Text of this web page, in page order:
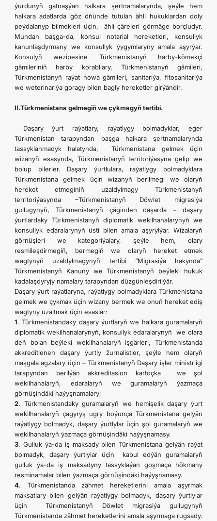
ýurdunyň gatnaşýan halkara şertnamalarynda, şeýle hem
halkara adatlarda göz öňünde tutulan ähli hukuklardan doly
peýdalanyp bilmekleri üçin, ähli çäreleri görmäge borçludyr.
Mundan başga-da, konsul notarial hereketleri, konsullyk
kanunlaşdyrmany we konsullyk ýygymlaryny amala aşyrýar.
Konsulyň wezipesine Türkmenistanyň harby-kömekçi
gämileriniň harby korabllary, Türkmenistanyň gämileri,
Türkmenistanyň raýat howa gämileri, sanitariýa, fitosanitariýa
we weterinariýa goragy bilen bagly hereketler girýändir.
II.Türkmenistana gelmegiň we çykmagyň tertibi.
Daşary ýurt raýatlary, raýatlygy bolmadyklar, eger
Türkmenistan tarapyndan başga halkara şertnamalarynda
tassyklanmadyk halatynda, Türkmenistana gelmek üçin
wizanyň esasynda, Türkmenistanyň territoriýasyna gelip we
bolup bilerler. Daşary ýurtlulara, raýatlygy bolmadyklara
Türkmenistana gelmek üçin wizanyň berilmegi we olaryň
hereket etmeginiň uzaldylmagy Türkmenistanyň
territoriýasynda –Türkmenistanyň Döwlet migrasiýa
gullugynyň, Türkmenistanyň çäginden daşarda – daşary
ýurtlardaky Türkmenistanyň diplomatik wekilhanalarynyň we
konsullyk edaralarynyň üsti bilen amala aşyrylýar. Wizalaryň
görnüşleri we kategoriýalary, şeýle hem, olary
resmileşdirmegiň, bermegiň we olaryň hereket etmek
wagtynyň uzaldylmagynyň tertibi “Migrasiýa hakynda”
Türkmenistanyň Kanuny we Türkmenistanyň beýleki hukuk
kadalaşdyryjy namalary tarapyndan düzgünleşdirilýär.
Daşary ýurt raýatlaryna, raýatlygy bolmadyklara Türkmenistana
gelmek we çykmak üçin wizany bermek we onuň hereket ediş
wagtyny uzaltmak üçin esaslar:
1. Türkmenistandaky daşary ýurtlaryň we halkara guramalaryň
diplomatik wekilhanalarynyň, konsullyk edaralarynyň we olara
deň bolan beýleki wekilhanalaryň işgärleri, Türkmenistanda
akkreditlenen daşary ýurtly žurnalistler, şeýle hem olaryň
maşgala agzalary üçin – Türkmenistanyň Daşary işler ministrligi
tarapyndan berilýän akkreditasion kartoçka we şol
wekilhanalaryň, edaralaryň we guramalaryň ýazmaça
görnüşindäki haýyşnamalary;
2. Türkmenistandaky guramalaryň we hemişelik daşary ýurt
wekilhanalaryň çagyryş ugry boýunça Türkmenistana gelýän
raýatlygy bolmadyk, daşary ýurtlylar üçin şol guramalaryň we
wekilhanalaryň ýazmaça görnüşindäki haýyşnamasy.
3. Gulluk ýa-da iş maksady bilen Türkmenistana gelýän raýat
bolmadyk, daşary ýurtlylar üçin kabul edýän guramalaryň
gulluk ýa-da iş maksadyny tassyklaýan goşmaça hökmany
resminamalar bilen ýazmaça görnüşindäki haýyşnamasy.
4. Türkmenistanda zähmet hereketlerini amala aşyrmak
maksatlary bilen gelýän raýatlygy bolmadyk, daşary ýurtlylar
üçin Türkmenistanyň Döwlet migrasiýa gullugynyň
Türkmenistanda zähmet hereketlerini amala aşyrmaga rugsady.